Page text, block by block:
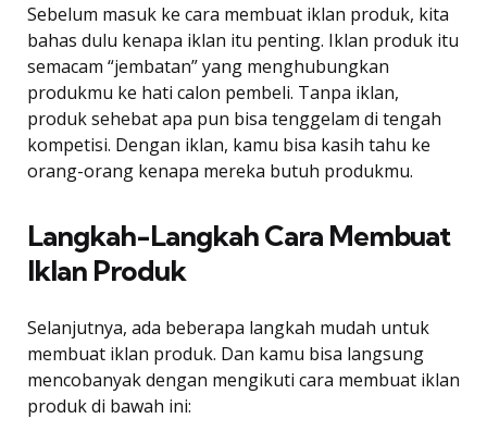
Sebelum masuk ke cara membuat iklan produk, kita
bahas dulu kenapa iklan itu penting. Iklan produk itu
semacam “jembatan” yang menghubungkan
produkmu ke hati calon pembeli. Tanpa iklan,
produk sehebat apa pun bisa tenggelam di tengah
kompetisi. Dengan iklan, kamu bisa kasih tahu ke
orang-orang kenapa mereka butuh produkmu.
Langkah-Langkah Cara Membuat
Iklan Produk
Selanjutnya, ada beberapa langkah mudah untuk
membuat iklan produk. Dan kamu bisa langsung
mencobanyak dengan mengikuti cara membuat iklan
produk di bawah ini: